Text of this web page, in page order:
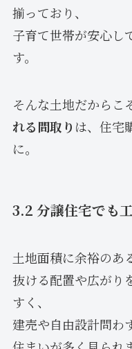
揃っており、
子育て世帯が安心し
す。
そんな土地だからこそ
れる間取り は、住宅
に。
3.2 分譲住宅でも
土地面積に余裕のあ
抜ける配置や広がり
すく、
建売や自由設計問わ